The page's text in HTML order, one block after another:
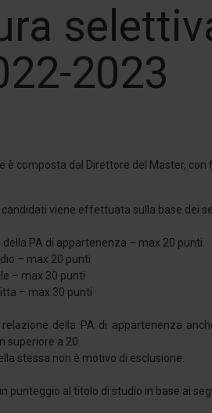
2023
è composta dal Direttore del Master,
candidati viene effettuata sulla base dei
PA di appartenenza – max 20 punti
– max 20 punti
– max 30 punti
– max 30 punti
relazione della PA di appartenenza
superiore a 20.
stessa non è motivo di esclusione.
punteggio al titolo di studio in base ai